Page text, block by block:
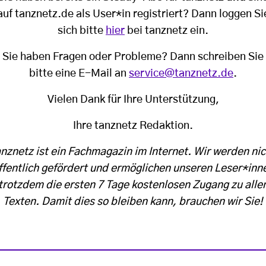
tanznetz.de als User*in registriert? Dann loggen
sich bitte hier bei tanznetz ein.
Sie haben Fragen oder Probleme? Dann schreiben Sie
bitte eine E-Mail an service@tanznetz.de.
Vielen Dank für Ihre Unterstützung,
Ihre tanznetz Redaktion.
ist ein Fachmagazin im Internet. Wir werden
gefördert und ermöglichen unseren
die ersten 7 Tage kostenlosen Zugang zu
Texten. Damit dies so bleiben kann, brauchen wir Sie!